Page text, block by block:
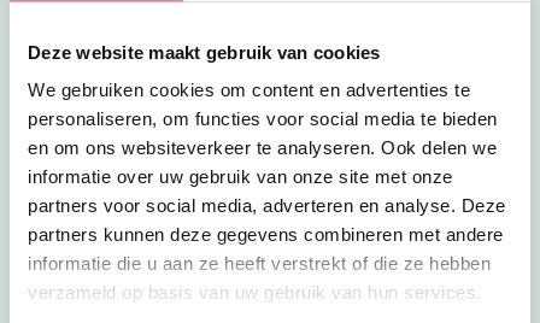
Deze website maakt gebruik van cookies
We gebruiken cookies om content en advertenties te
personaliseren, om functies voor social media te bieden
en om ons websiteverkeer te analyseren. Ook delen we
informatie over uw gebruik van onze site met onze
partners voor social media, adverteren en analyse. Deze
partners kunnen deze gegevens combineren met andere
informatie die u aan ze heeft verstrekt of die ze hebben
verzameld op basis van uw gebruik van hun services.